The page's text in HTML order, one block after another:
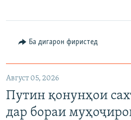
Ба дигарон фиристед
Август 05, 2026
Путин қонунҳои
дар бораи